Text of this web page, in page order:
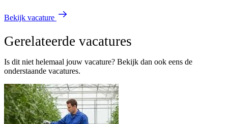
Bekijk vacature
Gerelateerde vacatures
Is dit niet helemaal jouw vacature? Bekijk dan ook eens de
onderstaande vacatures.